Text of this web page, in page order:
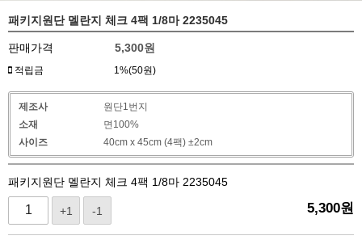
패키지원단 멜란지 체크 4팩 1/8마 2235045
판매가격 5,300원
적립금 1%(50원)
제조사
원단1번지
소재
면100%
사이즈
40cm x 45cm (4팩) ±2cm
패키지원단 멜란지 체크 4팩 1/8마 2235045
+1 -1 5,300원